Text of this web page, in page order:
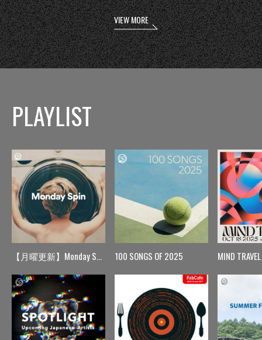
VIEW MORE
PLAYLIST
【月曜更新】Monday Spin 100 SONGS OF 2025 MIND TRAVEL